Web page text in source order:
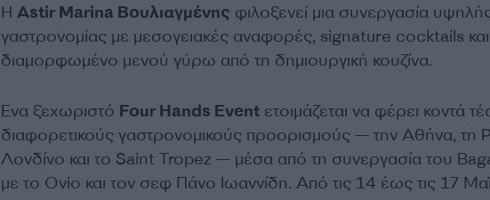
H Astir Marina Βουλιαγμένης φιλοξενεί μια συνεργασία
γαστρονομίας με μεσογειακές αναφορές, signature cocktails και
διαμορφωμένο μενού γύρω από τη δημιουργική κουζίνα.
Ένα ξεχωριστό Four Hands Eventετοιμάζεται να φέρει κοντά
διαφορετικούς γαστρονομικούς προορισμούς — την Αθήνα, τη
Λονδίνο και το Saint Tropez — μέσα από τη συνεργασία του
με το Ovio και τον σεφ Πάνο Ιωαννίδη. Από τις 14 έως τις 17